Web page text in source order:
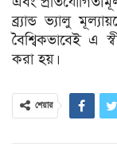
ব্র্যান্ড ভ্যালু
বৈশ্বিকভাবেই এ
করা হয়।
শেয়ার